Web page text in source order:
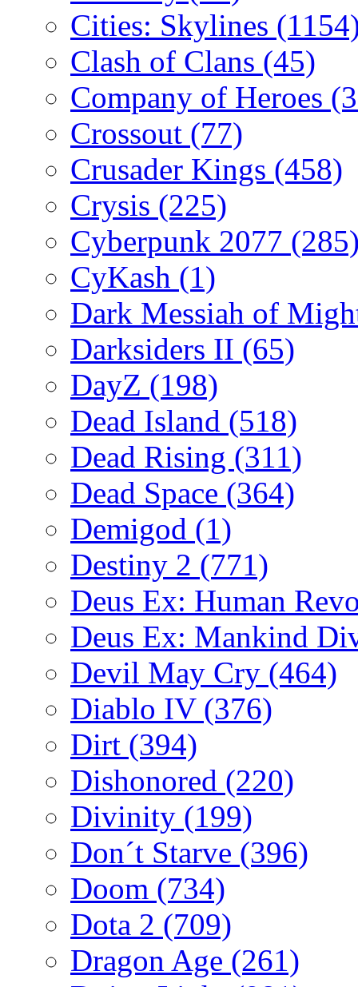
Cities: Skylines
Clash of Clans (45)
Company of Heroes
Crossout (77)
Crusader Kings (458)
Crysis (225)
Cyberpunk 2077
CyKash (1)
Dark Messiah of
Darksiders II (65)
DayZ (198)
Dead Island (518)
Dead Rising (311)
Dead Space (364)
Demigod (1)
Destiny 2 (771)
Deus Ex: Human
Deus Ex: Mankind
Devil May Cry (464)
Diablo IV (376)
Dirt (394)
Dishonored (220)
Divinity (199)
Don´t Starve (396)
Doom (734)
Dota 2 (709)
Dragon Age (261)